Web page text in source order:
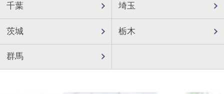
千葉 埼玉
茨城 栃木
群馬